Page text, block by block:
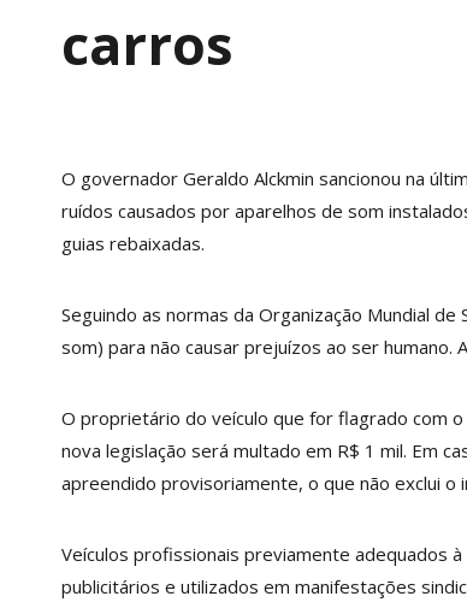
carros
O governador Geraldo Alckmin sancionou na
ruídos causados por aparelhos de som
guias rebaixadas.
Seguindo as normas da Organização Mundial
som) para não causar prejuízos ao ser
O proprietário do veículo que for flagrado com
nova legislação será multado em R$ 1 mil. Em
apreendido provisoriamente, o que não exclui
Veículos profissionais previamente adequados
publicitários e utilizados em manifestações